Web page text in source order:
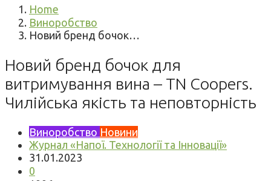
Home
Виноробство
Новий бренд бочок…
Новий бренд бочок для
витримування вина – TN Coopers.
Чилійська якість та неповторність
Виноробство Новини
Журнал «Напої. Технології та Інновації»
31.01.2023
0